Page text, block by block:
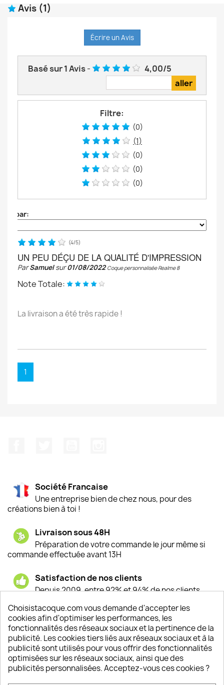
Avis (1)
Écrire un Avis
Basé sur1Avis- 4,00/5
Filtre:
(0)
(1)
(0)
(0)
(0)
par:
(4/5)
UN PEU DÉÇU DE LA QUALITÉ D'IMPRESSION
ParSamuelsur01/08/2022 Coque personnalisée Realme 8
Note Totale:
La livraison a été très rapide !
1
Société Francaise
Une entreprise bien de chez nous, pour des
créations bien à toi !
Livraison sous 48H
Préparation de votre commande le jour même si
commande effectuée avant 13H
Satisfaction de nos clients
Depuis 2009, entre 92% et 94% de nos clients
Un SAV à votre écoute
Notre SAV est disponible 6/7J de 10h à 18H

Choisistacoque.com vous demande d'accepter les
cookies afin d'optimiser les performances, les
fonctionnalités des réseaux sociaux et la pertinence de la
publicité. Les cookies tiers liés aux réseaux sociaux et à la
publicité sont utilisés pour vous offrir des fonctionnalités
optimisées sur les réseaux sociaux, ainsi que des
publicités personnalisées. Acceptez-vous ces cookies ?